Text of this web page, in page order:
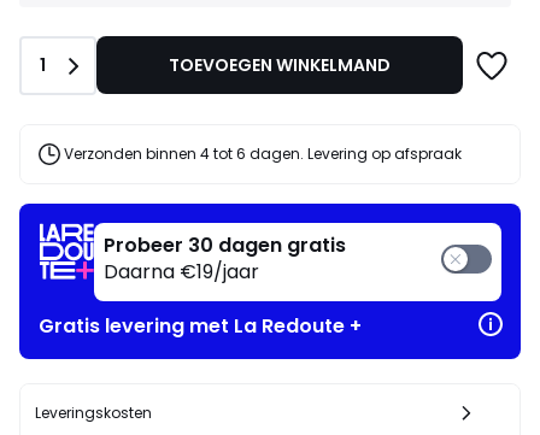
artikelen
!
Aantal
1 TOEVOEGEN WINKELMAND
Verzonden binnen 4 tot 6 dagen. Levering op afspraak
Probeer 30 dagen gratis
Daarna €19/jaar
Gratis levering met La Redoute +
Leveringskosten